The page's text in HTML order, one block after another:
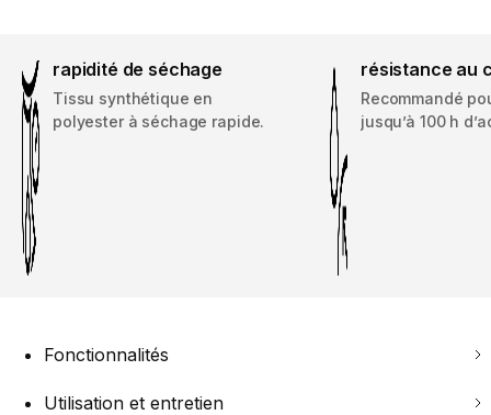
rapidité de séchage
Tissu synthétique en
polyester à séchage rapide.
résistance au
Recommandé
jusqu’à 100 h
Fonctionnalités
Utilisation et entretien